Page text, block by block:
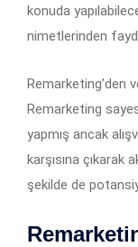
konuda
nimetlerinden
Remarketing’den
Remarketing
yapmış ancak
karşısına çıkarak
şekilde de